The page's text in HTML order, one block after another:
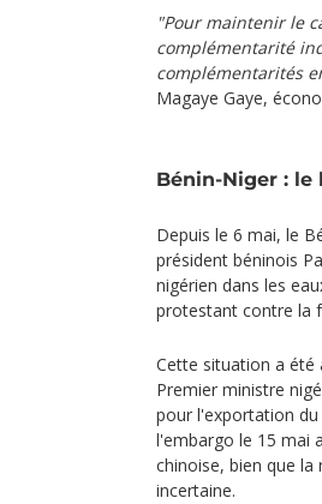
"Pour maintenir le
complémentarité
complémentarités
Magaye Gaye,
Bénin-Niger :
Depuis le 6 mai, le
président béninois
nigérien dans les
protestant contre la
Cette situation a été
Premier ministre
pour l'exportation du
l'embargo le 15 mai
chinoise, bien que
incertaine.